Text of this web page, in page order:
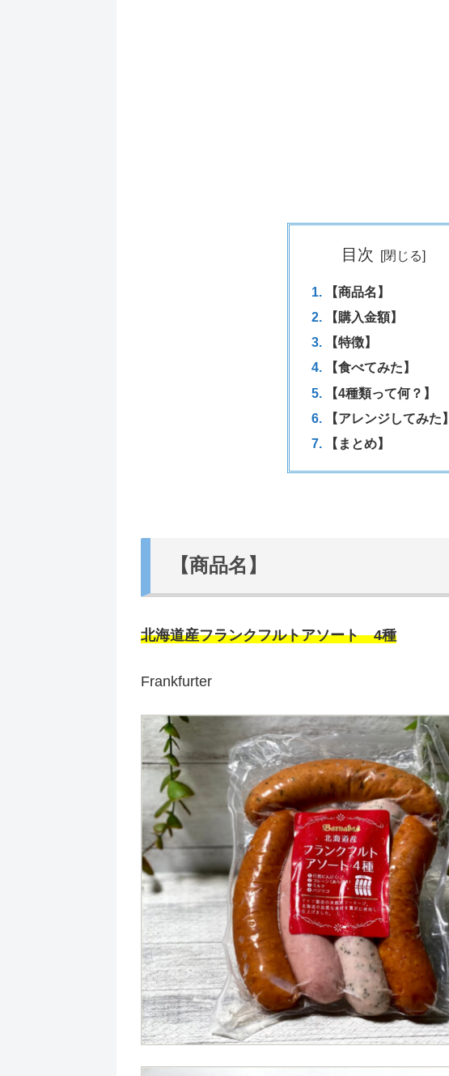
目次
【商品名】
【購入金額】
【特徴】
【食べてみた】
【4種類って何？】
【アレンジしてみた】
【まとめ】
【商品名】
北海道産フランクフルトアソート 4種
Frankfurter